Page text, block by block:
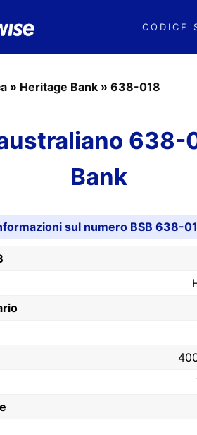
CODICE
» Heritage Bank » 638-018
638-
Bank
sul numero BSB 638-